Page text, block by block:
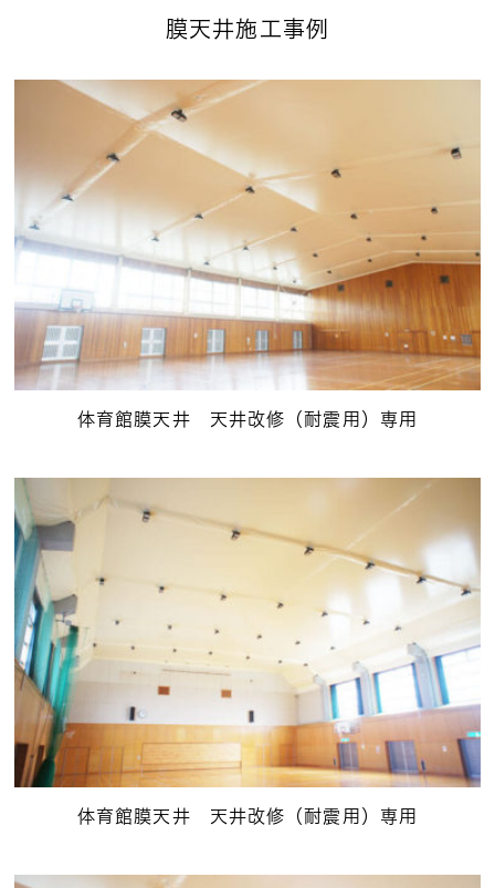
膜天井施工事例
体育館膜天井 天井改修（耐震用）専用
体育館膜天井 天井改修（耐震用）専用